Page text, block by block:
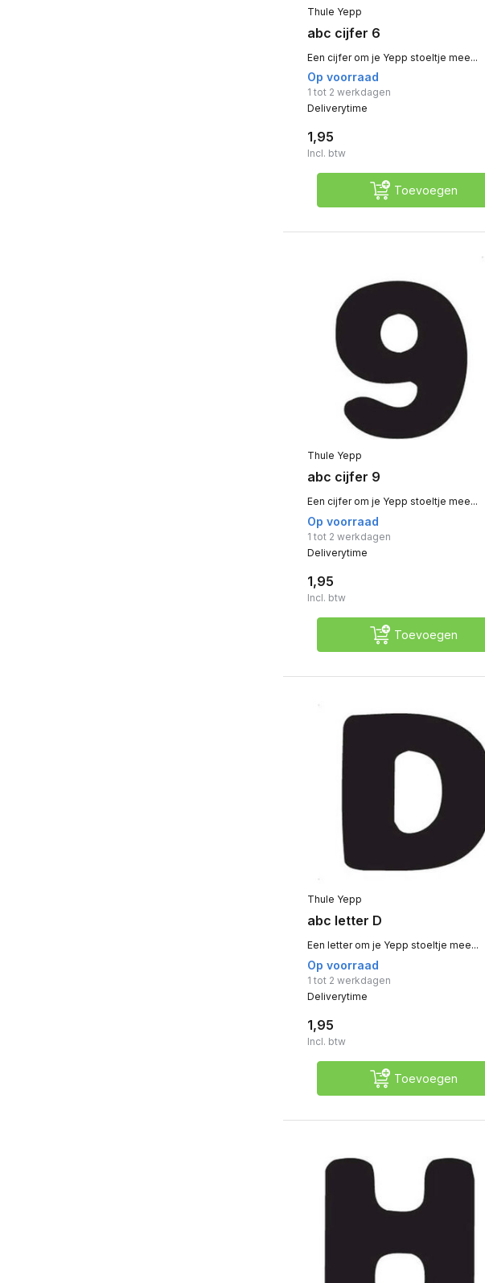
Thule Yepp
abc cijfer 6
Een cijfer om je Yepp stoeltje mee...
Op voorraad
1 tot 2 werkdagen
Deliverytime
1,95
Incl. btw
Toevoegen
Thule Yepp
abc cijfer 9
Een cijfer om je Yepp stoeltje mee...
Op voorraad
1 tot 2 werkdagen
Deliverytime
1,95
Incl. btw
Toevoegen
Thule Yepp
abc letter D
Een letter om je Yepp stoeltje mee...
Op voorraad
1 tot 2 werkdagen
Deliverytime
1,95
Incl. btw
Toevoegen